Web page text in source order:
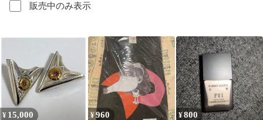
販売中のみ表示
¥ 15,000 ¥960 ¥800